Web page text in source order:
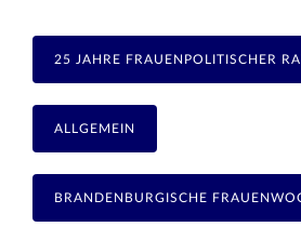
25 JAHRE FRAUENPOLITISCHER
ALLGEMEIN
BRANDENBURGISCHE